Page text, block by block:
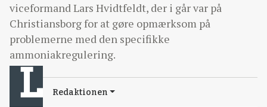
viceformand Lars Hvidtfeldt, der i går var på
Christiansborg for at gøre opmærksom på
problemerne med den specifikke
ammoniakregulering.
Redaktionen